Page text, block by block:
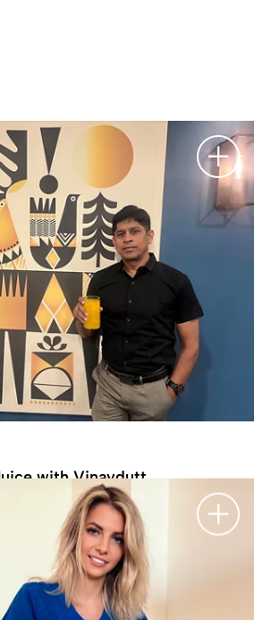
with Vinaydutt